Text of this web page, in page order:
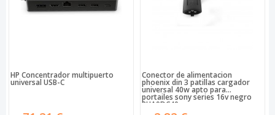
HP Concentrador multipuerto
universal USB-C
Conector de alimentacion
phoenix din 3 patillas cargador
universal 40w apto para
portailes sony series 16v negro
PHA9DC40